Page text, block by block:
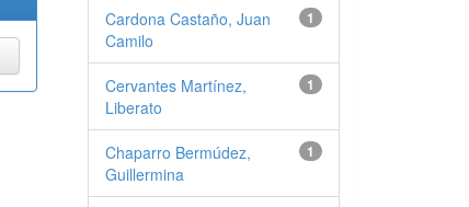
1
Cardona Castaño, Juan
Camilo
1
Cervantes Martínez,
Liberato
1
Chaparro Bermúdez,
Guillermina